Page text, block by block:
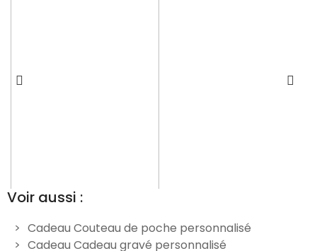
Voir aussi :
Cadeau Couteau de poche personnalisé
Cadeau Cadeau gravé personnalisé